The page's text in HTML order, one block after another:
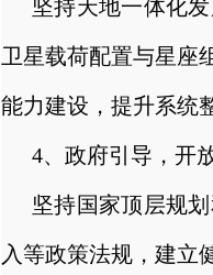
坚持天地一体化
卫星载荷配置与星座
能力建设，提升系统
4、政府引导，开
坚持国家顶层规
入等政策法规，建立